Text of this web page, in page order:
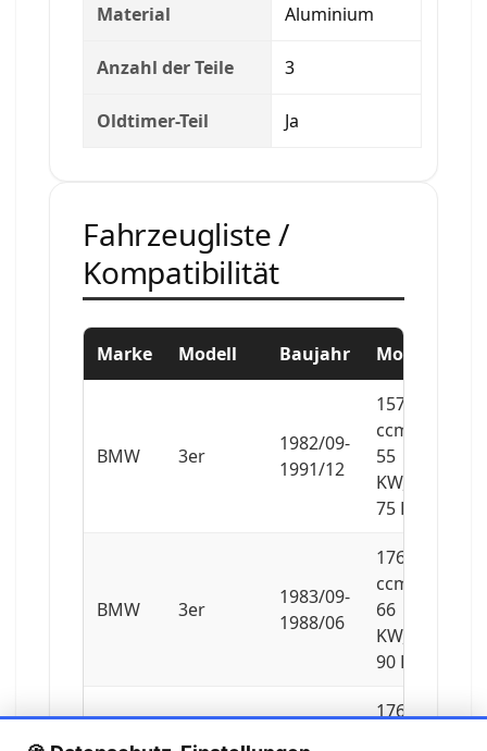
Material Aluminium
Anzahl der Teile 3
Oldtimer-Teil Ja
Fahrzeugliste /
Kompatibilität
Marke Modell Baujahr Motor
BMW 3er
1982/09-
1991/12
1573
ccm,
55
KW,
75 PS
BMW 3er
1983/09-
1988/06
1766
ccm,
66
KW,
90 PS
1766